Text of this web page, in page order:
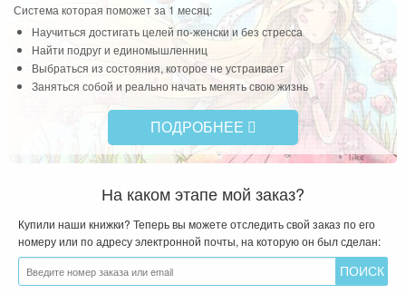
Система которая поможет за 1 месяц:
Научиться достигать целей по-женски и без стресса
Найти подруг и единомышленниц
Выбраться из состояния, которое не устраивает
Заняться собой и реально начать менять свою жизнь
ПОДРОБНЕЕ
На каком этапе мой заказ?
Купили наши книжки? Теперь вы можете отследить свой заказ по его
номеру или по адресу электронной почты, на которую он был сделан: